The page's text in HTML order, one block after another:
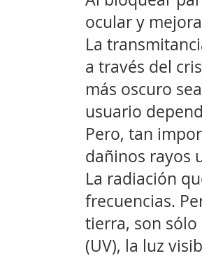
ocular y
La
a través del
más oscuro
usuario
Pero, tan
dañinos rayos
La radiación
frecuencias.
tierra, son
(UV), la luz